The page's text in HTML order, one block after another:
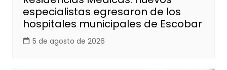
especialistas egresaron de los
hospitales municipales de Escobar
5 de agosto de 2026